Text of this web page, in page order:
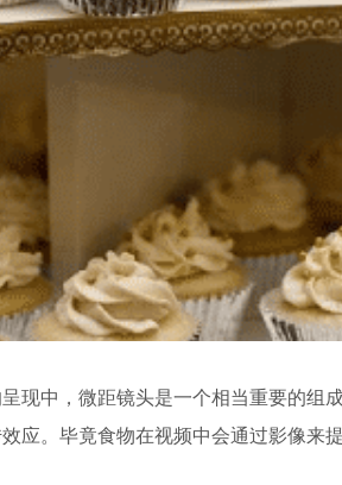
现中，微距镜头是一个相当重要的
应。毕竟食物在视频中会通过影像